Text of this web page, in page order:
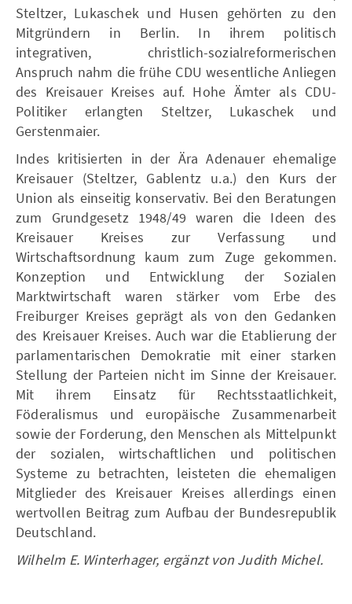
Steltzer, Lukaschek und Husen gehörten zu den
Mitgründern in Berlin. In ihrem politisch
integrativen, christlich-sozialreformerischen
Anspruch nahm die frühe CDU wesentliche Anliegen
des Kreisauer Kreises auf. Hohe Ämter als CDU-
Politiker erlangten Steltzer, Lukaschek und
Gerstenmaier.
Indes kritisierten in der Ära Adenauer ehemalige
Kreisauer (Steltzer, Gablentz u.a.) den Kurs der
Union als einseitig konservativ. Bei den Beratungen
zum Grundgesetz 1948/49 waren die Ideen des
Kreisauer Kreises zur Verfassung und
Wirtschaftsordnung kaum zum Zuge gekommen.
Konzeption und Entwicklung der Sozialen
Marktwirtschaft waren stärker vom Erbe des
Freiburger Kreises geprägt als von den Gedanken
des Kreisauer Kreises. Auch war die Etablierung der
parlamentarischen Demokratie mit einer starken
Stellung der Parteien nicht im Sinne der Kreisauer.
Mit ihrem Einsatz für Rechtsstaatlichkeit,
Föderalismus und europäische Zusammenarbeit
sowie der Forderung, den Menschen als Mittelpunkt
der sozialen, wirtschaftlichen und politischen
Systeme zu betrachten, leisteten die ehemaligen
Mitglieder des Kreisauer Kreises allerdings einen
wertvollen Beitrag zum Aufbau der Bundesrepublik
Deutschland.
Wilhelm E. Winterhager, ergänzt von Judith Michel.